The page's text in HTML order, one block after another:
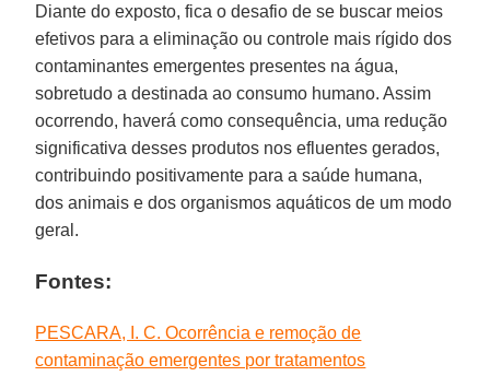
Diante do exposto, fica o desafio de se buscar meios
efetivos para a eliminação ou controle mais rígido dos
contaminantes emergentes presentes na água,
sobretudo a destinada ao consumo humano. Assim
ocorrendo, haverá como consequência, uma redução
significativa desses produtos nos efluentes gerados,
contribuindo positivamente para a saúde humana,
dos animais e dos organismos aquáticos de um modo
geral.
Fontes:
PESCARA, I. C. Ocorrência e remoção de
contaminação emergentes por tratamentos